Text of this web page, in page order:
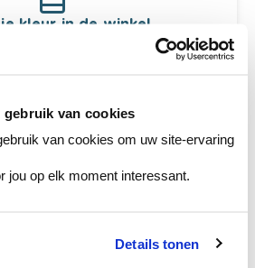
gebruik van cookies
van cookies om uw site-ervaring
jou op elk moment interessant.
Details tonen
kleur in de winkel
stalen van je
advies om kleuren te